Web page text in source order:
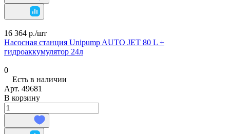
16 364 р./шт
Насосная станция Unipump AUTO JET 80 L +
гидроаккумулятор 24л
0
Есть в наличии
Арт. 49681
В корзину